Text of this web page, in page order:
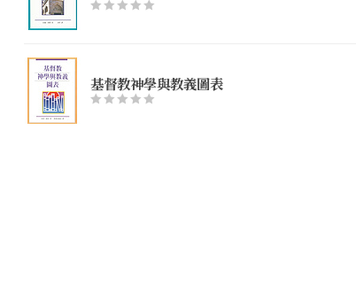
基督教神學與教義圖表